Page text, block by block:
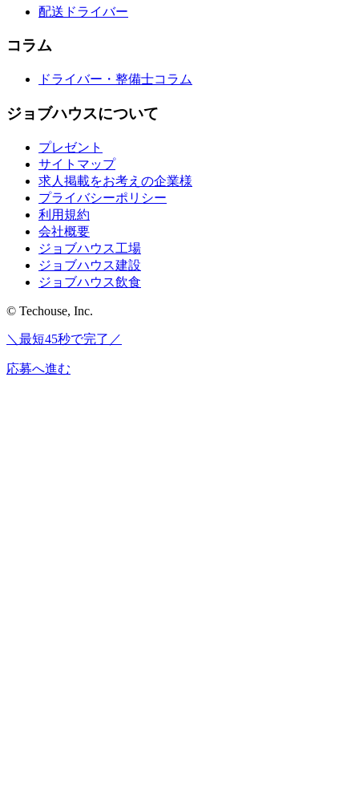
配送ドライバー
コラム
ドライバー・整備士コラム
ジョブハウスについて
プレゼント
サイトマップ
求人掲載をお考えの企業様
プライバシーポリシー
利用規約
会社概要
ジョブハウス工場
ジョブハウス建設
ジョブハウス飲食
© Techouse, Inc.
＼最短45秒で完了／
応募へ進む